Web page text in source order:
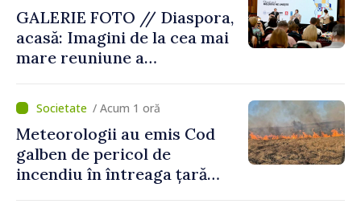
GALERIE FOTO // Diaspora,
acasă: Imagini de la cea mai
mare reuniune a
hotare
/ Acum 1 oră
Meteorologii au emis Cod
galben de pericol de
incendiu în întreaga țară